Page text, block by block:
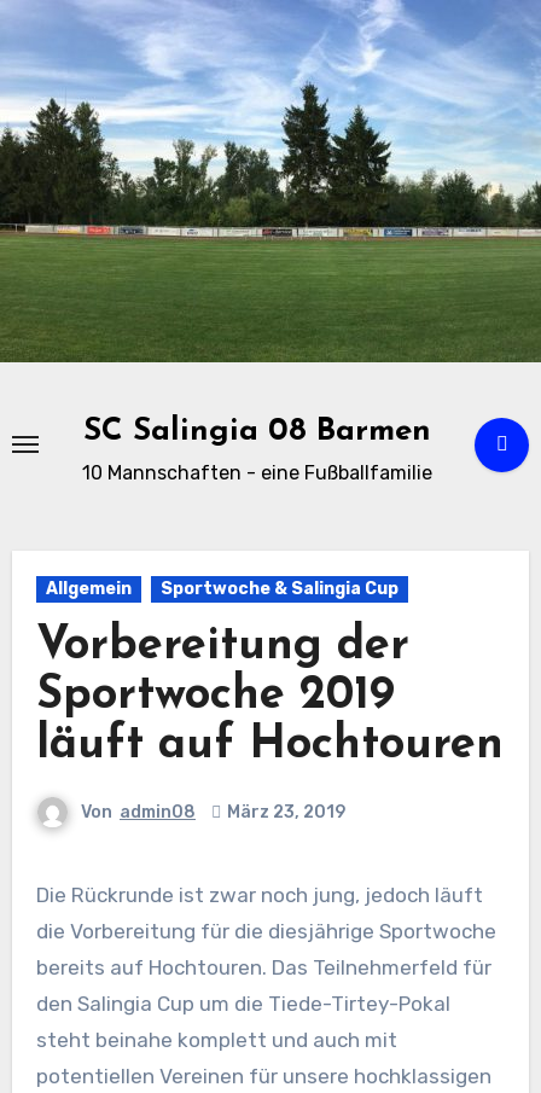
Zu
Inhalten
springen
SC Salingia 08 Barmen
10 Mannschaften - eine Fußballfamilie
Allgemein Sportwoche & Salingia Cup
Vorbereitung der
Sportwoche 2019
läuft auf Hochtouren
Von admin08 März 23, 2019
Die Rückrunde ist zwar noch jung, jedoch läuft
die Vorbereitung für die diesjährige Sportwoche
bereits auf Hochtouren. Das Teilnehmerfeld für
den Salingia Cup um die Tiede-Tirtey-Pokal
steht beinahe komplett und auch mit
potentiellen Vereinen für unsere hochklassigen